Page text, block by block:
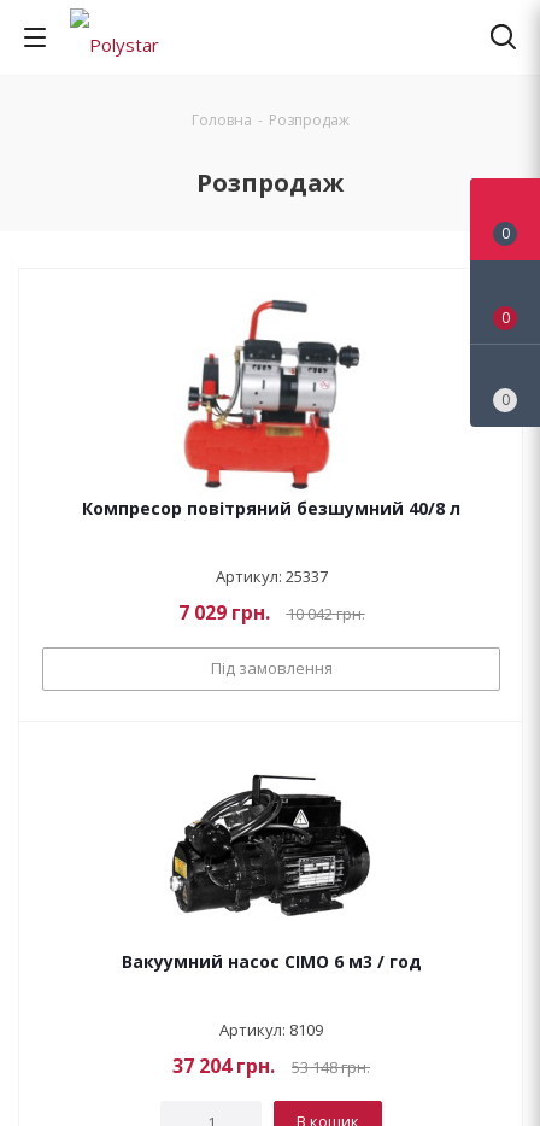
Головна - Розпродаж
Розпродаж
Компресор повітряний безшумний 40/8 л
Артикул: 25337
7 029грн. 10 042грн.
Під замовлення
Вакуумний насос CIMO 6 м3 / год
Артикул: 8109
37 204грн. 53 148грн.
В кошик
0
0
0